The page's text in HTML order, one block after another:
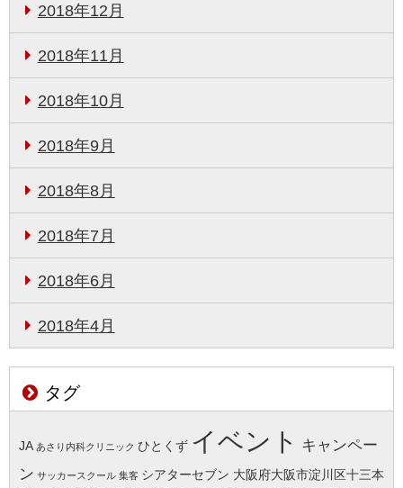
2018年12月
2018年11月
2018年10月
2018年9月
2018年8月
2018年7月
2018年6月
2018年4月
タグ
JA あさり内科クリニック ひとくず イベント
キャンペー
ン サッカースクール 集客 シアターセブン 大阪府大阪市淀川区十三本